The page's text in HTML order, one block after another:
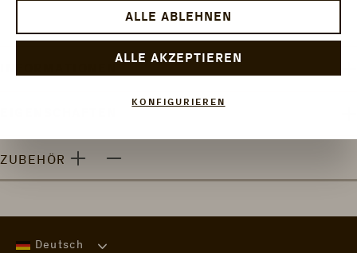
ZUBEHÖR
Deutsch
ALLE ABLEHNEN
ALLE AKZEPTIEREN
KONFIGURIEREN